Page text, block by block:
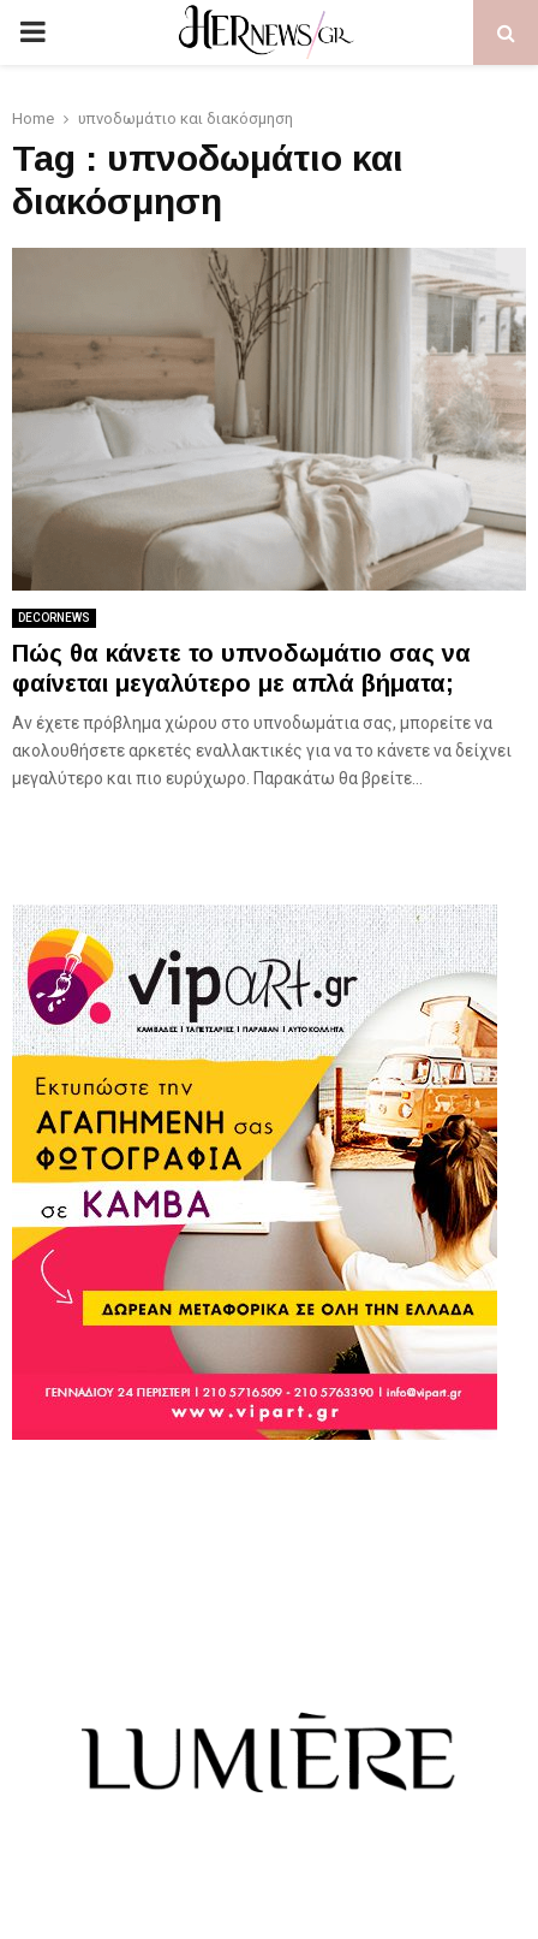
PRIMARY
Home υπνοδωμάτιο και διακόσμηση
Tag : υπνοδωμάτιο και
διακόσμηση
DECORNEWS
Πώς θα κάνετε το υπνοδωμάτιο σας να
φαίνεται μεγαλύτερο με απλά βήματα;
Αν έχετε πρόβλημα χώρου στο υπνοδωμάτια σας, μπορείτε να
ακολουθήσετε αρκετές εναλλακτικές για να το κάνετε να δείχνει
μεγαλύτερο και πιο ευρύχωρο. Παρακάτω θα βρείτε...